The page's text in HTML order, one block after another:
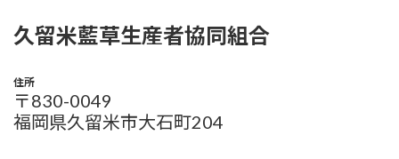
久留米藍草生産者協同組合
住所
〒830-0049
福岡県久留米市大石町204